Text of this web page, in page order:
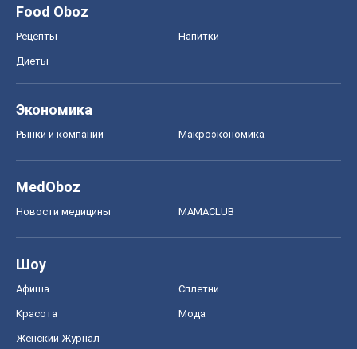
Food Oboz
Рецепты Напитки
Диеты
Экономика
Рынки и компании Mакроэкономика
MedOboz
Новости медицины MAMACLUB
Шоу
Афиша Сплетни
Красота Мода
Женский Журнал